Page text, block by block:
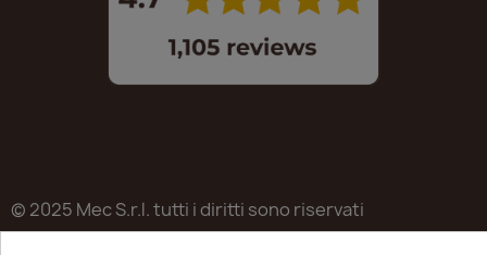
© 2025 Mec S.r.l. tutti i diritti sono riservati